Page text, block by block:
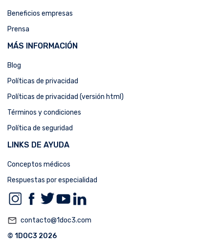
Beneficios empresas
Prensa
MÁS INFORMACIÓN
Blog
Políticas de privacidad
Políticas de privacidad (versión html)
Términos y condiciones
Política de seguridad
LINKS DE AYUDA
Conceptos médicos
Respuestas por especialidad
mail_outline contacto@1doc3.com
© 1DOC3 2026